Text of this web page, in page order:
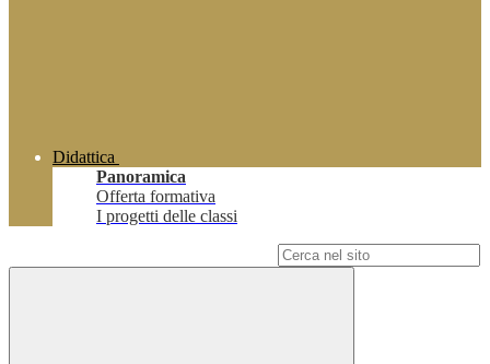
Didattica
Panoramica
Offerta formativa
I progetti delle classi